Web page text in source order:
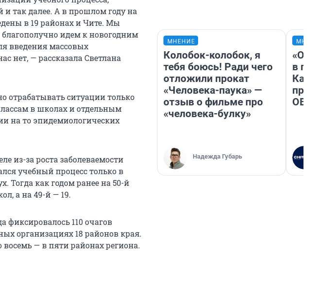
так далее. А в прошлом году на
в 19 районах и Чите. Мы
идем к новогодним
введения массовых
нет, — рассказала Светлана
отрабатывать ситуации только
в школах и отдельным
на то эпидемиологических
из-за роста заболеваемости
учебный процесс только в
Тогда как годом ранее на 50-й
а на 49-й — 19.
фиксировалось 110 очагов
организациях 18 районов края.
восемь — в пяти районах региона.
МНЕНИЕ
Колобок-колобок, я
тебя боюсь! Ради чего
отложили прокат
«Человека-паука» —
отзыв о фильме про
«человека-булку»
Надежда Губарь
в
Как в
ОВЗ